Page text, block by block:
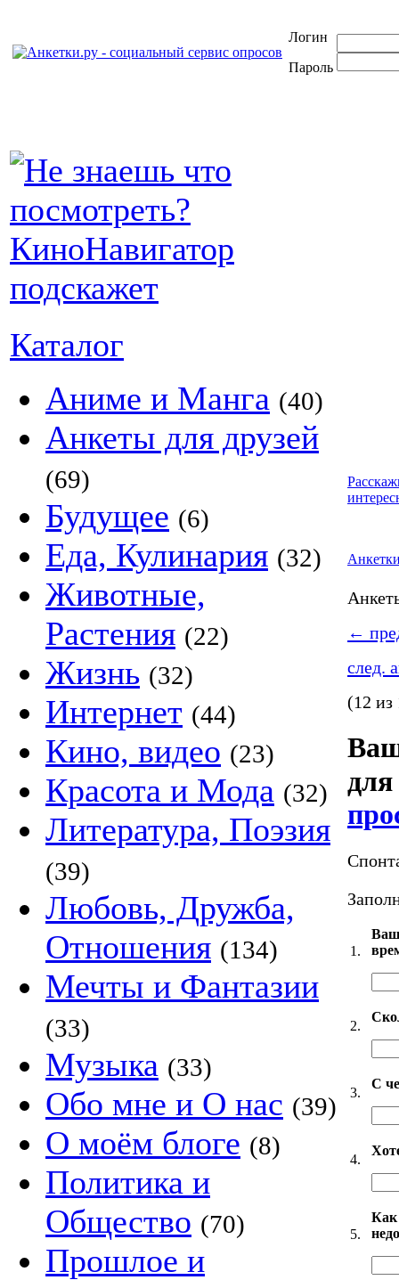
Логин
Пароль
Каталог
Аниме и Манга (40)
Анкеты для друзей
(69)
Будущее (6)
Еда, Кулинария (32)
Животные,
Растения (22)
Жизнь (32)
Интернет (44)
Кино, видео (23)
Красота и Мода (32)
Литература, Поэзия
(39)
Любовь, Дружба,
Отношения (134)
Мечты и Фантазии
(33)
Музыка (33)
Обо мне и О нас (39)
О моём блоге (8)
Политика и
Общество (70)
Прошлое и
←
след.
(12 из
1.
2.
3.
С
4.
5.
Как